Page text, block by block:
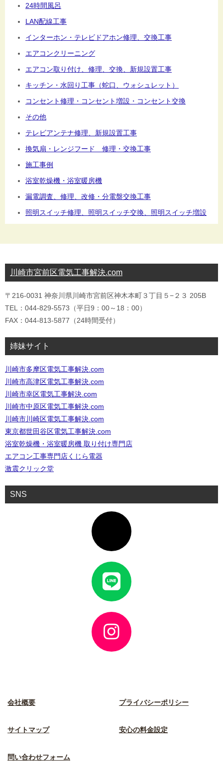
24時間風呂
LAN配線工事
インターホン・テレビドアホン修理、交換工事
エアコンクリーニング
エアコン取り付け、修理、交換、新規設置工事
キッチン・水回り工事（蛇口、ウォシュレット）
コンセント修理・コンセント増設・コンセント交換
その他
テレビアンテナ修理、新規設置工事
換気扇・レンジフード 修理・交換工事
施工事例
浴室乾燥機・浴室暖房機
漏電調査、修理、改修・分電盤交換工事
照明スイッチ修理、照明スイッチ交換、照明スイッチ増設
川崎市宮前区電気工事解決.com
〒216-0031 神奈川県川崎市宮前区神木本町３丁目５−２３ 205B
TEL：044-829-5573（平日9：00～18：00）
FAX：044-813-5877（24時間受付）
姉妹サイト
川崎市多摩区電気工事解決.com
川崎市高津区電気工事解決.com
川崎市幸区電気工事解決.com
川崎市中原区電気工事解決.com
川崎市川崎区電気工事解決.com
東京都世田谷区電気工事解決.com
浴室乾燥機・浴室暖房機 取り付け専門店
エアコン工事専門店くじら電器
激震クリック堂
SNS
イ
コ
ン
リ
イ
コ
ン
リ
イ
コ
ン
リ
会社概要 プライバシーポリシー
サイトマップ 安心の料金設定
問い合わせフォーム